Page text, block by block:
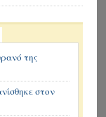
της
στον